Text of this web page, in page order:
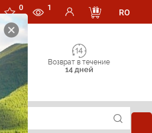
0 1
RO
Возврат в течение
14 дней